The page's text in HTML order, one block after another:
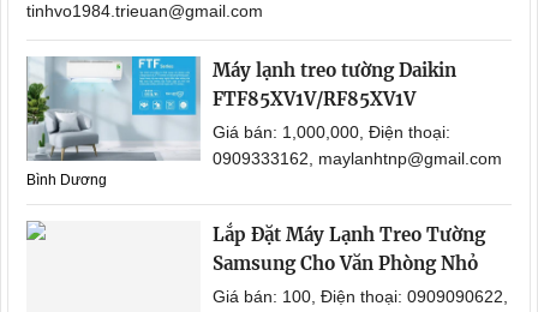
tinhvo1984.trieuan@gmail.com
Máy lạnh treo tường Daikin
FTF85XV1V/RF85XV1V
Giá bán: 1,000,000, Điện thoại:
0909333162, maylanhtnp@gmail.com
Bình Dương
Lắp Đặt Máy Lạnh Treo Tường
Samsung Cho Văn Phòng Nhỏ
Giá bán: 100, Điện thoại: 0909090622,